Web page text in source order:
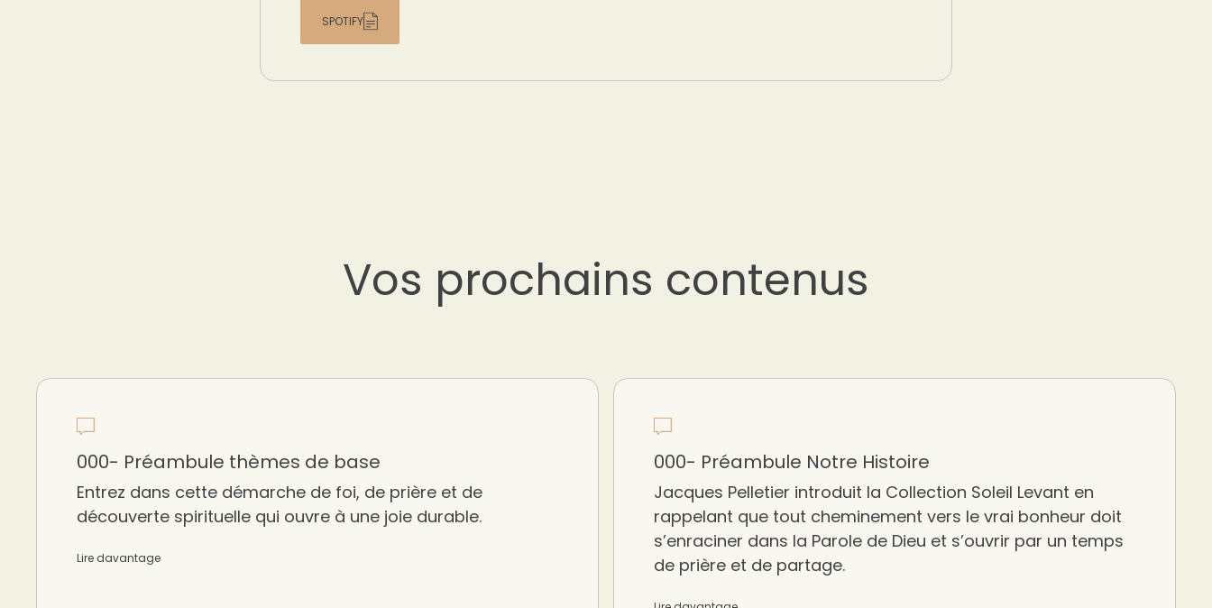
SPOTIFY
Vos prochains contenus
000- Préambule thèmes de base
Entrez dans cette démarche de foi, de prière et de
découverte spirituelle qui ouvre à une joie durable.
Lire davantage
000- Préambule Notre Histoire
Jacques Pelletier introduit la Collection Soleil Levant en
rappelant que tout cheminement vers le vrai bonheur doit
s’enraciner dans la Parole de Dieu et s’ouvrir par un temps
de prière et de partage.